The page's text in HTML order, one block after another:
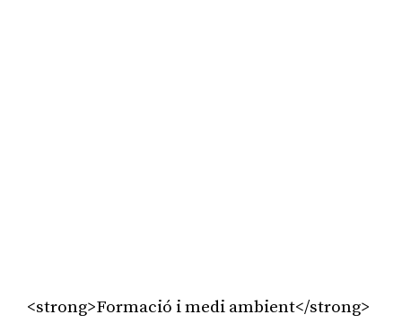
<strong>Formació i medi ambient</strong>